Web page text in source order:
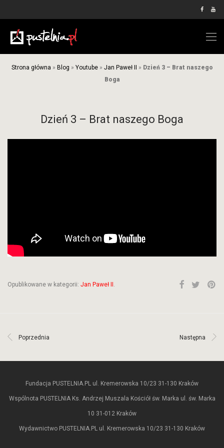
Strona główna » Blog » Youtube» Jan Paweł II » Dzień 3 – Brat naszego
Boga
Dzień 3 – Brat naszego Boga
Opublikowane w kategorii: Jan Paweł II .
Poprzednia Następna
Fundacja PUSTELNIA.PL ul. Kremerowska 10/23 31-130 Kraków
Wspólnota PUSTELNIA Ks. Andrzej Muszala Kościół św. Marka ul. św. Marka
10 31-012 Kraków
Wydawnictwo PUSTELNIA.PL ul. Kremerowska 10/23 31-130 Kraków